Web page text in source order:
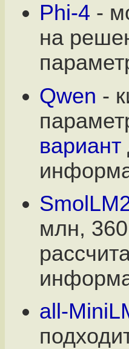
Phi-4 -
на
Qwen -
вариант
млн,
all-